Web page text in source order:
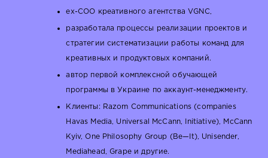
ex-COO креативного агентства VGNC,
разработала процессы реализации проектов и
стратегии систематизации работы команд для
креативных и продуктовых компаний.
автор первой комплексной обучающей
программы в Украине по аккаунт-менеджменту.
Клиенты: Razom Communications (companies
Havas Media, Universal McCann, Initiative), McCann
Kyiv, One Philosophy Group (Be—It), Unisender,
Mediahead, Grape и другие.